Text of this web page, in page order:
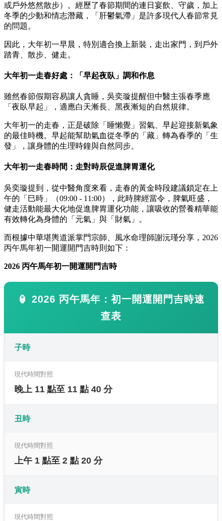
或戶外悠然散步）。經歷了春節期間的連日宴飲、守歲，加上
冬季的少動和情志潛藏，「肝鬱氣滯」是許多現代人春節常見
的問題。
因此，大年初一早晨，特別適合換上新裝，走出家門，到戶外
踏青、散步、健走。
大年初一走春好處：「早起夜臥」調和作息
雖然春節假期容易讓人貪睡，吳奕璇提醒但中醫主張春季應
「夜臥早起」，適應白天漸長、黑夜漸短的自然規律。
大年初一的走春，正是破除「睡懶覺」習氣、早起迎接新氣象
的最佳時機。早起能幫助氣血從冬季的「藏」轉為春季的「生
發」，讓身體的生理時鐘與自然同步。
大年初一走春時間：走對時辰促進脾胃運化
吳奕璇提到，從中醫角度來看，走春的黃金時段建議鎖定在上
午的「巳時」（09:00 - 11:00），此時脾經當令，脾氣旺盛，
健走活動能最大化地促進脾胃運化功能，讓吸收的營養精華能
有效轉化為身體的「元氣」與「財氣」。
而根據中華堪輿道派掌門宗師、風水命理師謝沅瑾分享，2026
丙午馬年初一開運開門吉時則如下：
2026 丙午馬年初一開運開門吉時
🏮 2026 丙午馬年：初一開運開門吉時速
查表
子時
現代時間對照
晚上 11 點至 11 點 40 分
丑時
現代時間對照
上午 1 點至 2 點 20 分
寅時
現代時間對照